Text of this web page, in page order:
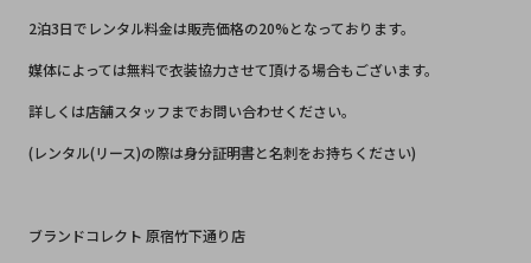
2泊3日でレンタル料金は販売価格の20%となっております。
媒体によっては無料で衣装協力させて頂ける場合もございます。
詳しくは店舗スタッフまでお問い合わせください。
(レンタル(リース)の際は身分証明書と名刺をお持ちください)
ブランドコレクト 原宿竹下通り店